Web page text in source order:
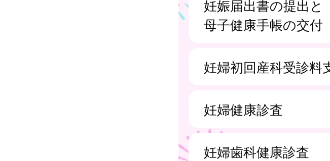
妊娠届出書の提出と
母子健康手帳の交付
妊婦初回産科受診料
妊婦健康診査
妊婦歯科健康診査